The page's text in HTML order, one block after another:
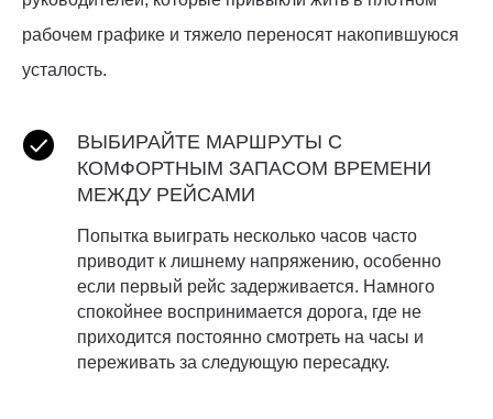
рабочем графике и тяжело переносят накопившуюся
усталость.
ВЫБИРАЙТЕ МАРШРУТЫ С
КОМФОРТНЫМ ЗАПАСОМ ВРЕМЕНИ
МЕЖДУ РЕЙСАМИ
Попытка выиграть несколько часов часто
приводит к лишнему напряжению, особенно
если первый рейс задерживается. Намного
спокойнее воспринимается дорога, где не
приходится постоянно смотреть на часы и
переживать за следующую пересадку.